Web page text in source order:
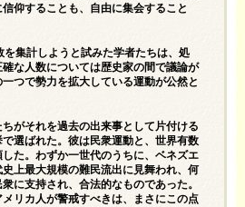
仰することも、自由に集会すること
集計しようと試みた学者たちは、処
な人数については歴史家の間で議論が
つで勢力を拡大している運動が公然と
がそれを過去の出来事として片付ける
選ばれた。彼は民衆運動と、世界有数
た。わずか一世代のうちに、ベネズエ
上最大規模の難民流出に見舞われ、何
に支持され、合法的なものであった。
リカ人が警戒すべきは、まさにこの点